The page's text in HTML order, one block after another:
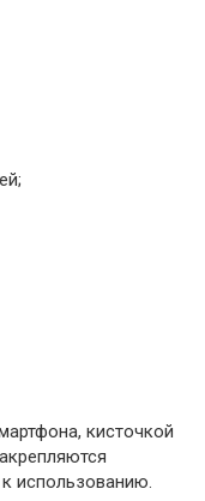
кисточкой
использованию.